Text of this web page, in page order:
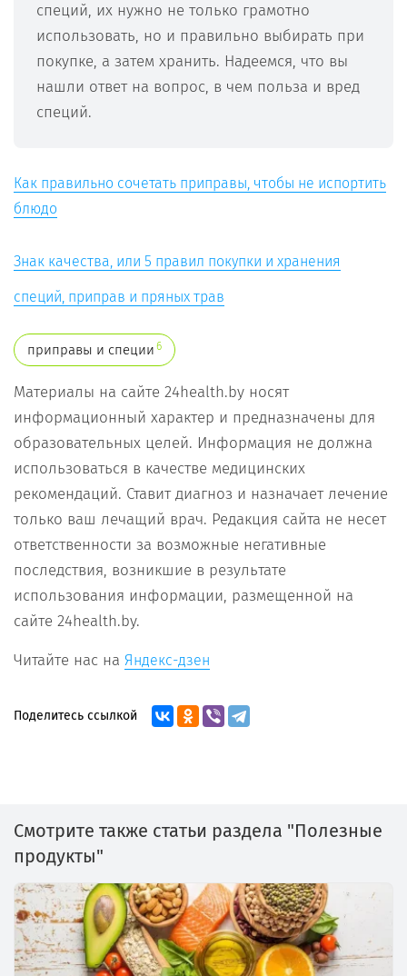
специй, их нужно не только грамотно
использовать, но и правильно выбирать при
покупке, а затем хранить. Надеемся, что вы
нашли ответ на вопрос, в чем польза и вред
специй.
Как правильно сочетать приправы, чтобы не испортить
блюдо
Знак качества, или 5 правил покупки и хранения
специй, приправ и пряных трав
приправы и специи 6
Материалы на сайте 24health.by носят
информационный характер и предназначены для
образовательных целей. Информация не должна
использоваться в качестве медицинских
рекомендаций. Ставит диагноз и назначает лечение
только ваш лечащий врач. Редакция сайта не несет
ответственности за возможные негативные
последствия, возникшие в результате
использования информации, размещенной на
сайте 24health.by.
Читайте нас на Яндекс-дзен
Поделитесь ссылкой
Смотрите также статьи раздела "Полезные
продукты"